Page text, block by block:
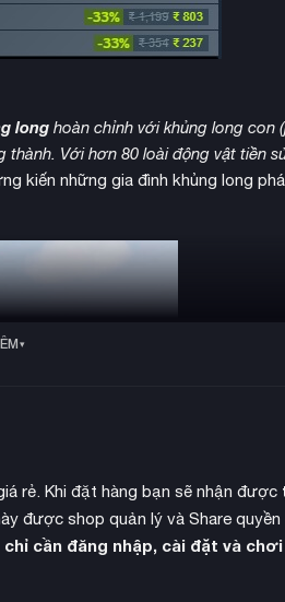
long hoàn chỉnh với khủng long con
thành. Với hơn 80 loài động vật tiền
kiến những gia đình khủng long
rẻ. Khi đặt hàng bạn sẽ nhận được
được shop quản lý và Share
chỉ cần đăng nhập, cài đặt và chơi